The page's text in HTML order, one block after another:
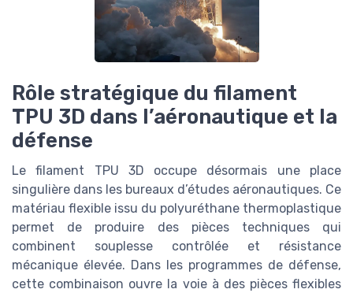
Rôle stratégique du filament
TPU 3D dans l’aéronautique et la
défense
Le filament TPU 3D occupe désormais une place
singulière dans les bureaux d’études aéronautiques. Ce
matériau flexible issu du polyuréthane thermoplastique
permet de produire des pièces techniques qui
combinent souplesse contrôlée et résistance
mécanique élevée. Dans les programmes de défense,
cette combinaison ouvre la voie à des pièces flexibles